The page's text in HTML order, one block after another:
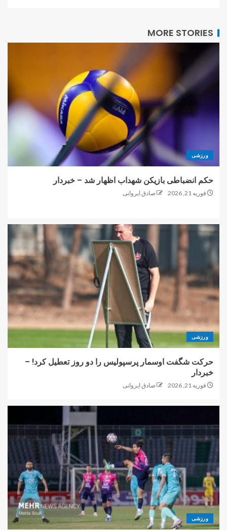
MORE STORIES
ورزشی
حکم انضباطی بازیکن شهداب اظهار شد – خبردار
فوریه 21, 2026 صادق ایروانی
ورزشی
حرکت شگفت اوسمار پرسپولیس را دو روز تعطیل کرد! –
خبردار
فوریه 21, 2026 صادق ایروانی
ورزشی